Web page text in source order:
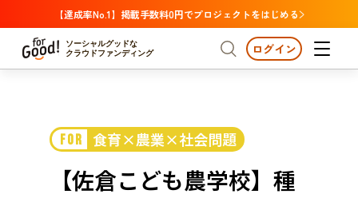
【達成率No.1】掲載手数料0円でプロジェクトをはじめる
ソーシャルグッドな
クラウドファンディング
プロジェクトからさがす 注目
カテゴリーからさがす 国際協力
医療・福祉
注目 新着
支援金額が多い
支援人数が多い
終了日が近い
カテゴリーからさがす
ログイン
FOR 食育×農業×社会問題
【佐倉こども農学校】種